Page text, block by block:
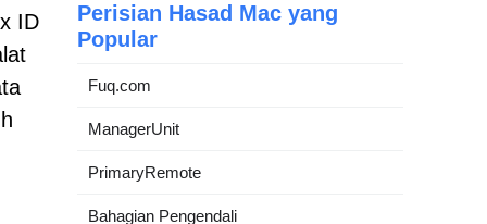
ID
Perisian Hasad Mac yang
Popular
Fuq.com
ManagerUnit
PrimaryRemote
Bahagian Pengendali